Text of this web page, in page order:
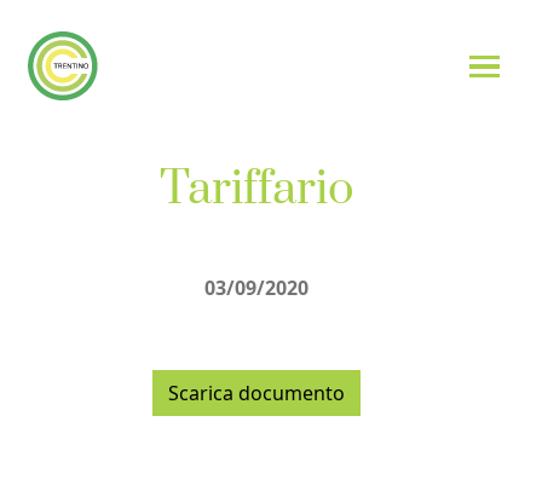
contenuto
Tariffario
03/09/2020
Scarica documento